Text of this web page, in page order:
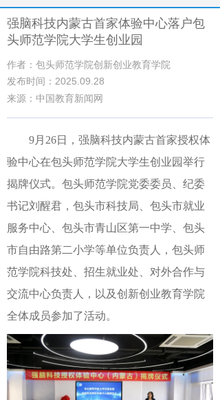
强脑科技内蒙古首家体验中心落户包
头师范学院大学生创业园
作者：包头师范学院创新创业教育学院
发布时间：2025.09.28
来源：中国教育新闻网
9月26日 ， 强脑科技内蒙古首家授权体
验中心在包头师范学院大学生创业园举行
揭牌仪式。 包头师范学院党委委员、纪委
书记刘醒君 ， 包头市科技局、包头市就业
服务中心、包头市青山区第一中学、包头
市自由路第二小学等单位负责人
， 包头师
范学院科技处、招生就业处、对外合作与
交流中心负责人，以及创新创业教育学院
全体成员参加了活动。